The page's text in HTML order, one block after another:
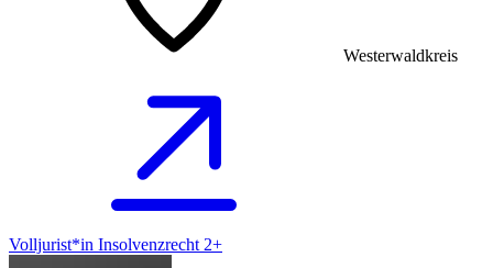
Westerwaldkreis
Volljurist*in Insolvenzrecht 2+